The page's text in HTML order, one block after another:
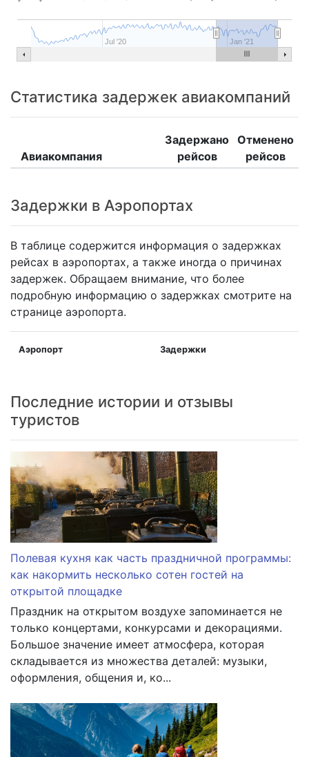
Jul '20 Jan '21
Статистика задержек авиакомпаний
Авиакомпания
Задержано
рейсов
Отменено
рейсов
Задержки в Аэропортах
В таблице содержится информация о задержках
рейсах в аэропортах, а также иногда о причинах
задержек. Обращаем внимание, что более
подробную информацию о задержках смотрите на
странице аэропорта.
Аэропорт Задержки
Последние истории и отзывы
туристов
Полевая кухня как часть праздничной программы:
как накормить несколько сотен гостей на
открытой площадке
Праздник на открытом воздухе запоминается не
только концертами, конкурсами и декорациями.
Большое значение имеет атмосфера, которая
складывается из множества деталей: музыки,
оформления, общения и, ко...